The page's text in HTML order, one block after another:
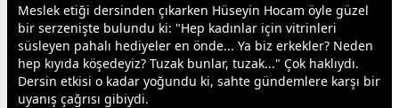
Meslek etiği dersinden çıkarken Hüseyin Hocam öyle güzel
bir serzenişte bulundu ki: "Hep kadınlar için vitrinleri
süsleyen pahalı hediyeler en önde... Ya biz erkekler? Neden
hep kıyıda köşedeyiz? Tuzak bunlar, tuzak..." Çok haklıydı.
Dersin etkisi o kadar yoğundu ki, sahte gündemlere karşı bir
uyanış çağrısı gibiydi.